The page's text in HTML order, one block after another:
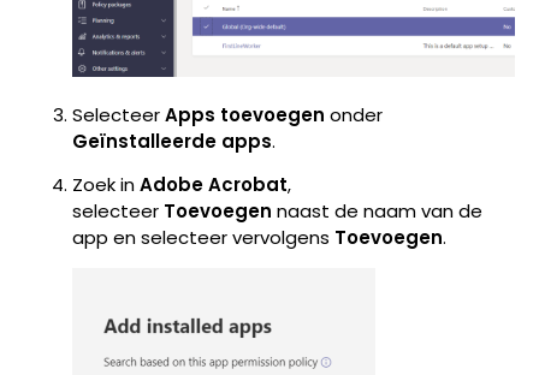
SelecteerApps toevoegen onder
Geïnstalleerde apps.
Zoek inAdobe Acrobat,
selecteer Toevoegen naast de naam van de
app en selecteer vervolgens Toevoegen.